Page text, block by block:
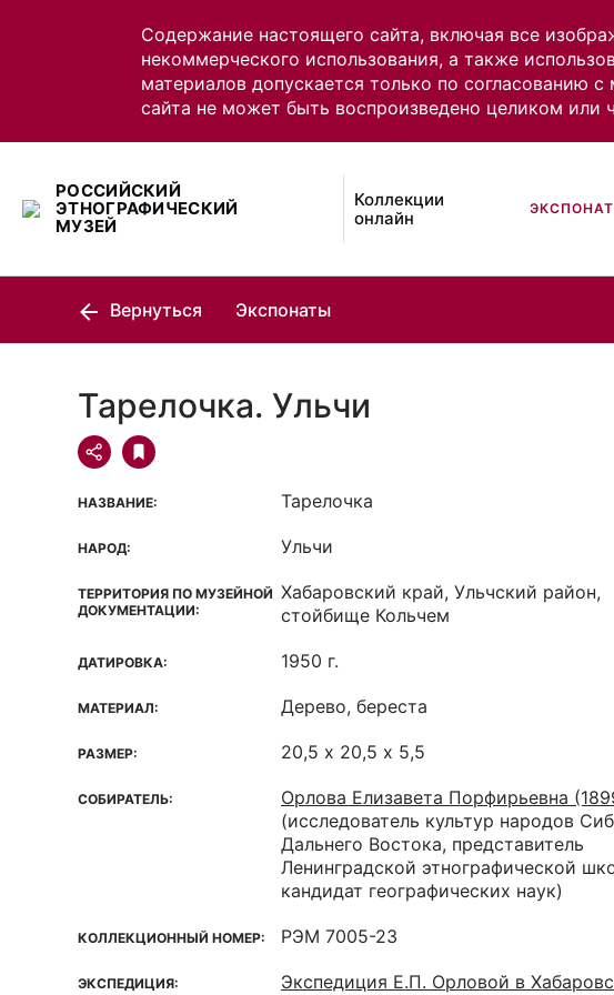
Содержание настоящего сайта, включая все
некоммерческого использования, а также
материалов допускается только по согласованию
сайта не может быть воспроизведено целиком или
РОССИЙСКИЙ
ЭТНОГРАФИЧЕСКИЙ
МУЗЕЙ
Коллекции
онлайн
Вернуться Экспонаты
Тарелочка. Ульчи
НАЗВАНИЕ: Тарелочка
НАРОД: Ульчи
ТЕРРИТОРИЯ ПО МУЗЕЙНОЙ
ДОКУМЕНТАЦИИ:
Хабаровский край, Ульчский район,
стойбище Кольчем
ДАТИРОВКА: 1950 г.
МАТЕРИАЛ: Дерево, береста
РАЗМЕР: 20,5 х 20,5 х 5,5
СОБИРАТЕЛЬ:
Орлова Елизавета Порфирьевна
(исследователь культур народов
Дальнего Востока, представитель
Ленинградской этнографической
кандидат географических наук)
КОЛЛЕКЦИОННЫЙ НОМЕР: РЭМ 7005-23
ЭКСПЕДИЦИЯ:
Экспедиция Е.П. Орловой в